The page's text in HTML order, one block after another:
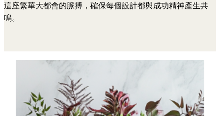
這座繁華大都會的脈搏，確保每個設計都與成功精神產生共
鳴。